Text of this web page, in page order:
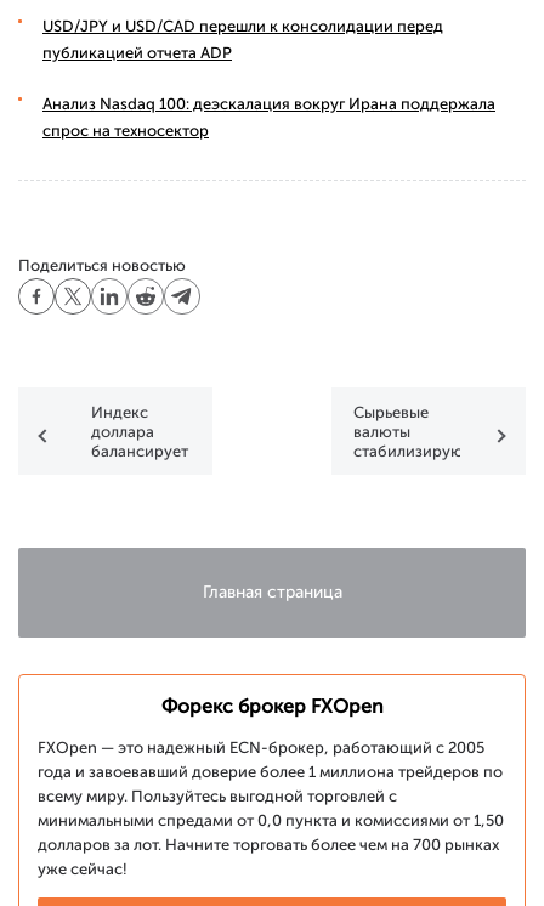
USD/JPY и USD/CAD перешли к консолидации перед
публикацией отчета ADP
Анализ Nasdaq 100: деэскалация вокруг Ирана поддержала
спрос на техносектор
Поделиться новостью
Индекс
доллара
балансирует
Сырьевые
валюты
стабилизируются
РБНЗ
Главная страница
Форекс брокер FXOpen
FXOpen — это надежный ECN-брокер, работающий с 2005
года и завоевавший доверие более 1 миллиона трейдеров по
всему миру. Пользуйтесь выгодной торговлей с
минимальными спредами от 0,0 пункта и комиссиями от 1,50
долларов за лот. Начните торговать более чем на 700 рынках
уже сейчас!